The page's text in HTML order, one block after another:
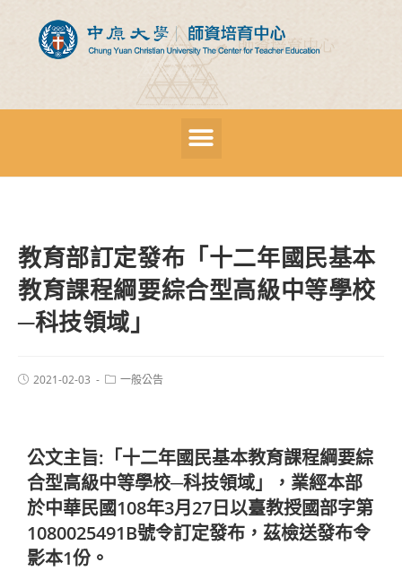
教育部訂定發布「十二年國民基本
教育課程綱要綜合型高級中等學校
─科技領域」
2021-02-03 一般公告
公文主旨:「十二年國民基本教育課程綱要綜
合型高級中等學校─科技領域」，業經本部
於中華民國108年3月27日以臺教授國部字第
1080025491B號令訂定發布，茲檢送發布令
影本1份。